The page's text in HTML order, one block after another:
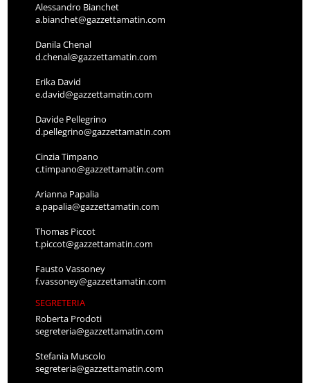
Alessandro Bianchet
a.bianchet@gazzettamatin.com
Danila Chenal
d.chenal@gazzettamatin.com
Erika David
e.david@gazzettamatin.com
Davide Pellegrino
d.pellegrino@gazzettamatin.com
Cinzia Timpano
c.timpano@gazzettamatin.com
Arianna Papalia
a.papalia@gazzettamatin.com
Thomas Piccot
t.piccot@gazzettamatin.com
Fausto Vassoney
f.vassoney@gazzettamatin.com
SEGRETERIA
Roberta Prodoti
segreteria@gazzettamatin.com
Stefania Muscolo
segreteria@gazzettamatin.com